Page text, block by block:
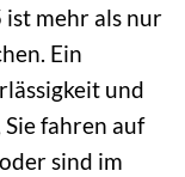
ist mehr als nur
Ein
und
fahren auf
sind im